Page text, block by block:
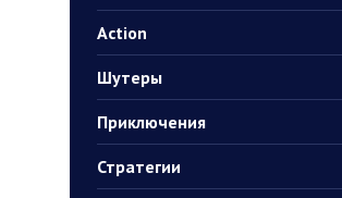
Action
Шутеры
Приключения
Стратегии